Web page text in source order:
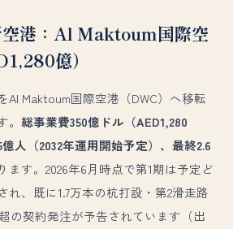
空港：Al Maktoum国際空
億）
Al Maktoum国際空港（DWC）へ移転
総事業費350億ドル（AED1,280
人（2032年運用開始予定）、最終2.6
ます。2026年6月時点で第1期は予定ど
れ、既に1.7万本の杭打設・第2滑走路
の契約発注が予告されています（出